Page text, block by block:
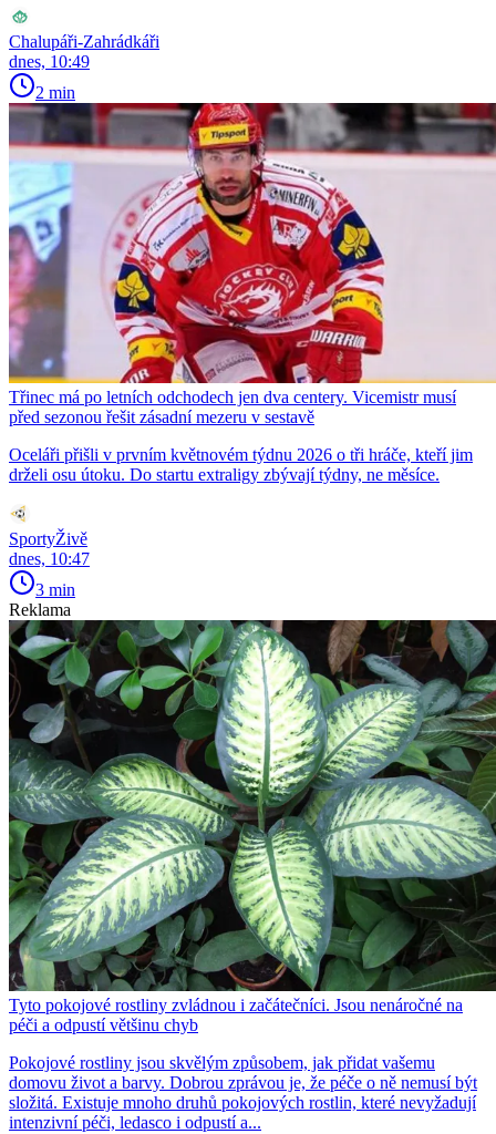
Chalupáři-Zahrádkáři
dnes, 10:49
2 min
Třinec má po letních odchodech jen dva centery. Vicemistr musí
před sezonou řešit zásadní mezeru v sestavě
Oceláři přišli v prvním květnovém týdnu 2026 o tři hráče, kteří jim
drželi osu útoku. Do startu extraligy zbývají týdny, ne měsíce.
SportyŽivě
dnes, 10:47
3 min
Reklama
Tyto pokojové rostliny zvládnou i začátečníci. Jsou nenáročné na
péči a odpustí většinu chyb
Pokojové rostliny jsou skvělým způsobem, jak přidat vašemu
domovu život a barvy. Dobrou zprávou je, že péče o ně nemusí být
složitá. Existuje mnoho druhů pokojových rostlin, které nevyžadují
intenzivní péči, ledasco i odpustí a...